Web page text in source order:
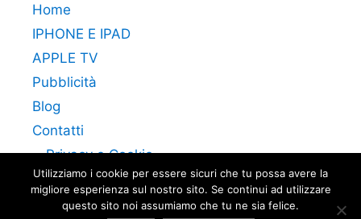
Home
IPHONE E IPAD
APPLE TV
Pubblicità
Blog
Contatti
Privacy e Cookie
Utilizziamo i cookie per essere sicuri che tu possa avere la
migliore esperienza sul nostro sito. Se continui ad utilizzare
questo sito noi assumiamo che tu ne sia felice.